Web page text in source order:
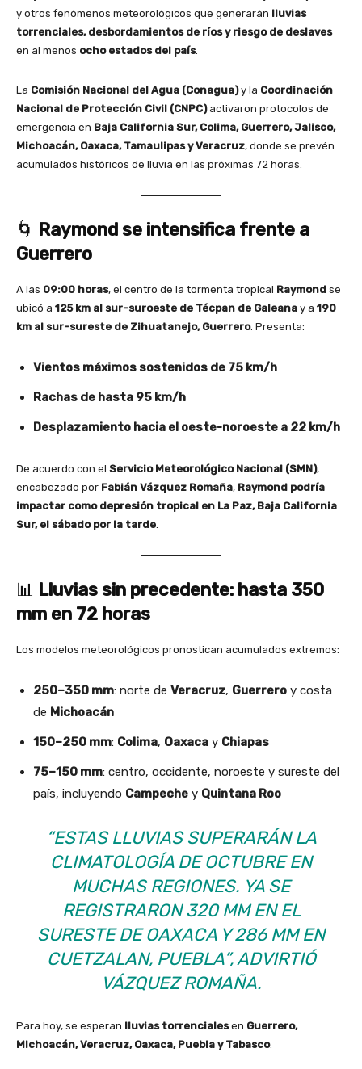
y otros fenómenos meteorológicos que generarán lluvias
torrenciales, desbordamientos de ríos y riesgo de deslaves
en al menos ocho estados del país.
La Comisión Nacional del Agua (Conagua)y la Coordinación
Nacional de Protección Civil (CNPC)activaron protocolos de
emergencia en Baja California Sur, Colima, Guerrero, Jalisco,
Michoacán, Oaxaca, Tamaulipas y Veracruz, donde se prevén
acumulados históricos de lluvia en las próximas 72 horas.
🌀 Raymond se intensifica frente a
Guerrero
A las 09:00 horas, el centro de la tormenta tropical Raymond se
ubicó a 125 km al sur-suroeste de Técpan de Galeana y a 190
km al sur-sureste de Zihuatanejo, Guerrero. Presenta:
Vientos máximos sostenidos de 75 km/h
Rachas de hasta 95 km/h
Desplazamiento hacia el oeste-noroeste a 22 km/h
De acuerdo con el Servicio Meteorológico Nacional (SMN),
encabezado por Fabián Vázquez Romaña, Raymond podría
impactar como depresión tropical en La Paz, Baja California
Sur, el sábado por la tarde
📊 Lluvias sin precedente: hasta 350
mm en 72 horas
Los modelos meteorológicos pronostican acumulados extremos:
250–350 mm: norte de Veracruz, Guerrero y costa
de Michoacán
150–250 mm: Colima, Oaxaca y Chiapas
75–150 mm: centro, occidente, noroeste y sureste del
país, incluyendo Campeche y Quintana Roo
“ESTAS LLUVIAS SUPERARÁN LA
CLIMATOLOGÍA DE OCTUBRE EN
MUCHAS REGIONES. YA SE
REGISTRARON 320 MM EN EL
SURESTE DE OAXACA Y 286 MM EN
CUETZALAN, PUEBLA”, ADVIRTIÓ
VÁZQUEZ ROMAÑA.
Para hoy, se esperan lluvias torrencialesen Guerrero,
Michoacán, Veracruz, Oaxaca, Puebla y Tabasco.